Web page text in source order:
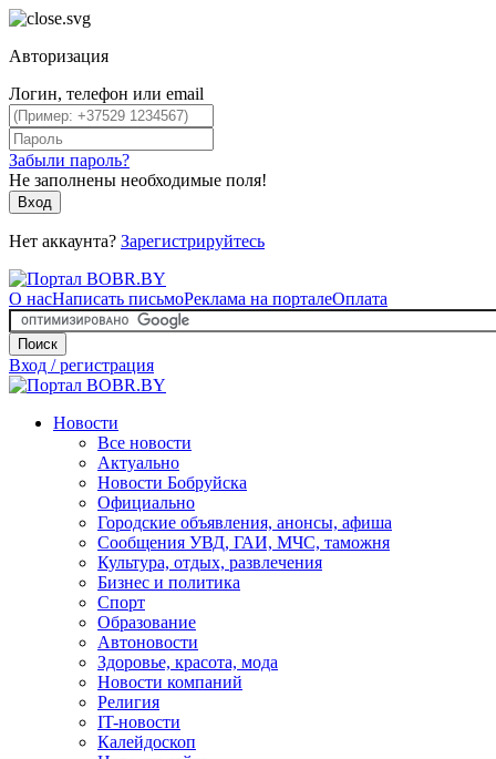
Авторизация
Логин, телефон или email
Забыли пароль?
Не заполнены необходимые поля!
Вход
Нет аккаунта? Зарегистрируйтесь
О насНаписать письмоРеклама на порталеОплата
Поиск
Вход / регистрация
Новости
Все новости
Актуально
Новости Бобруйска
Официально
Городские объявления, анонсы, афиша
Сообщения УВД, ГАИ, МЧС, таможня
Культура, отдых, развлечения
Бизнес и политика
Спорт
Образование
Автоновости
Здоровье, красота, мода
Новости компаний
Религия
IT-новости
Калейдоскоп